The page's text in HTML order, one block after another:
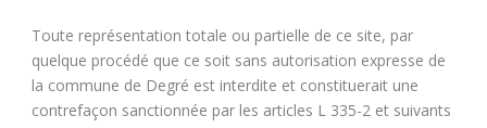
Toute représentation totale ou partielle de ce site, par
quelque procédé que ce soit sans autorisation expresse de
la commune de Degré est interdite et constituerait une
contrefaçon sanctionnée par les articles L 335-2 et suivants